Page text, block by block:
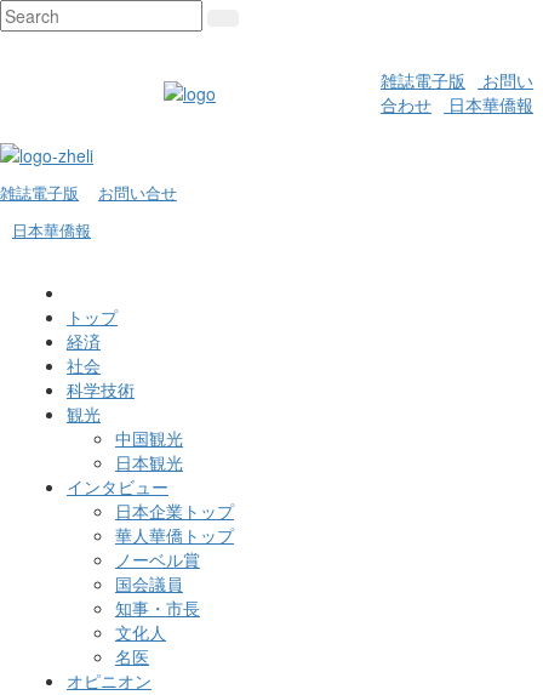
雑誌電子版
お問い
合わせ
日本華僑報
雑誌電子版
お問い合せ
日本華僑報
トップ
経済
社会
科学技術
観光
中国観光
日本観光
インタビュー
日本企業トップ
華人華僑トップ
ノーベル賞
国会議員
知事・市長
文化人
名医
オピニオン